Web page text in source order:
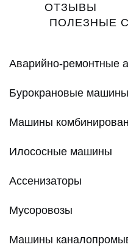
ОТЗЫВЫ
ПОЛЕЗНЫЕ
Аварийно-ремонтные
Бурокрановые машины
Машины
Илососные машины
Ассенизаторы
Мусоровозы
Машины